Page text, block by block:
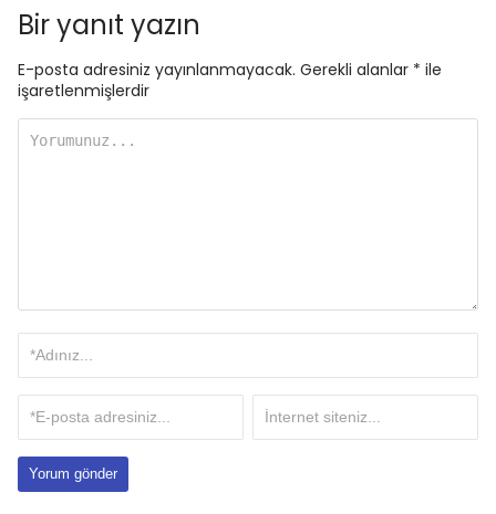
Bir yanıt yazın
E-posta adresiniz yayınlanmayacak. Gerekli alanlar * ile
işaretlenmişlerdir